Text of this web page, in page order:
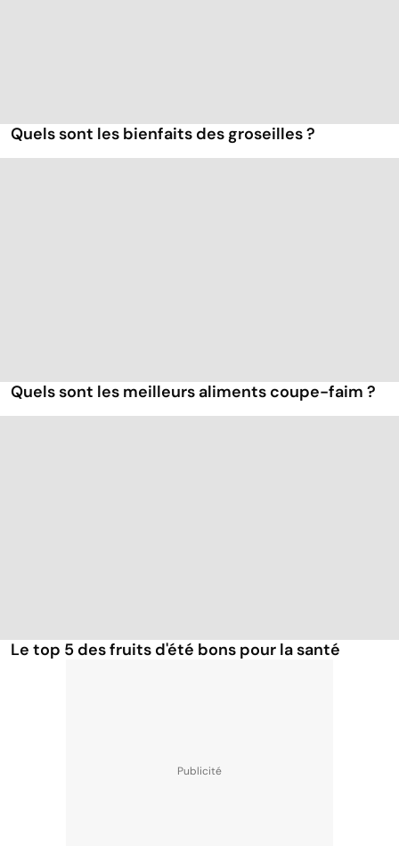
Quels sont les bienfaits des groseilles ?
Quels sont les meilleurs aliments coupe-faim ?
Le top 5 des fruits d'été bons pour la santé